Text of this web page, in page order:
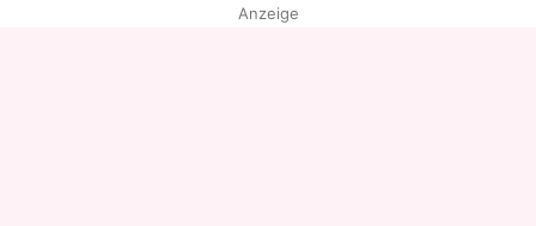
Anzeige